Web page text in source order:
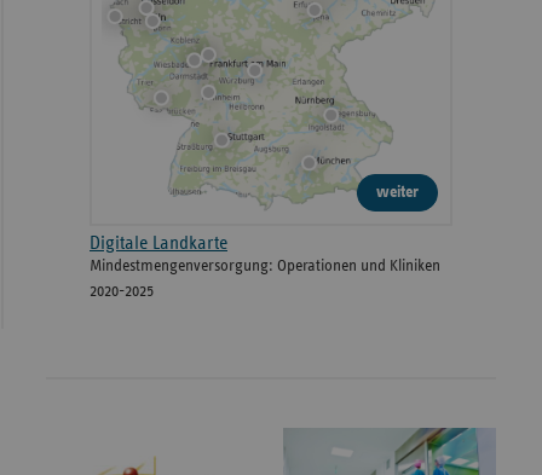
weiter
Digitale Landkarte
Mindestmengenversorgung: Operationen und Kliniken
2020-2025